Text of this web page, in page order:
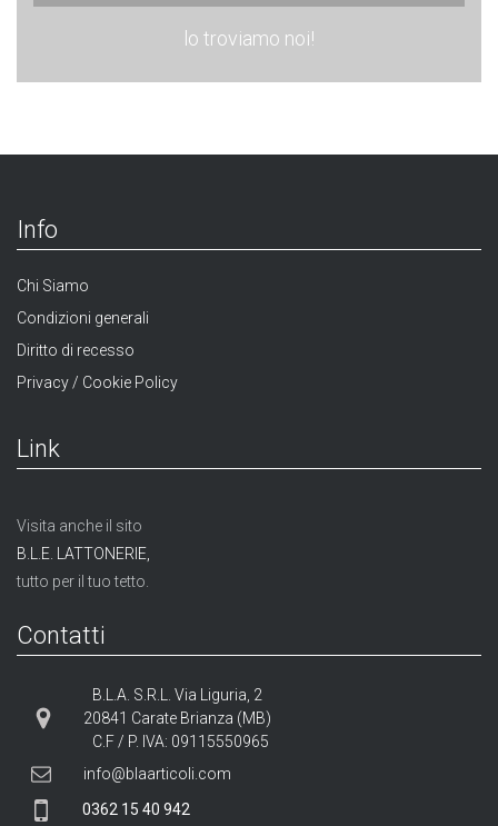
lo troviamo noi!
Info
Chi Siamo
Condizioni generali
Diritto di recesso
Privacy / Cookie Policy
Link
Visita anche il sito
B.L.E. LATTONERIE,
tutto per il tuo tetto.
Contatti
B.L.A. S.R.L. Via Liguria, 2
20841 Carate Brianza (MB)
C.F / P. IVA: 09115550965
info@blaarticoli.com
0362 15 40 942